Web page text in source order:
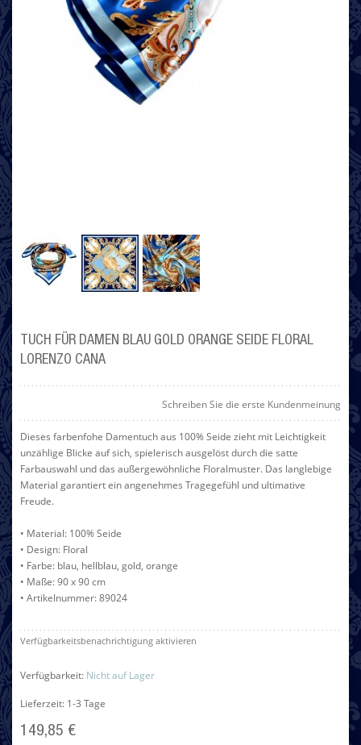
TUCH FÜR DAMEN BLAU GOLD ORANGE SEIDE FLORAL
LORENZO CANA
Schreiben Sie die erste Kundenmeinung
Dieses farbenfohe Damentuch aus 100% Seide zieht mit Leichtigkeit
unzählige Blicke auf sich, spielerisch ausgelöst durch die satte
Farbauswahl und das außergewöhnliche Floralmuster. Das langlebige
Material garantiert ein angenehmes Tragegefühl und ultimative
Freude.
• Material: 100% Seide
• Design: Floral
• Farbe: blau, hellblau, gold, orange
• Maße: 90 x 90 cm
• Artikelnummer: 89024
Verfügbarkeitsbenachrichtigung aktivieren
Verfügbarkeit: Nicht auf Lager
Lieferzeit: 1-3 Tage
149,85 €